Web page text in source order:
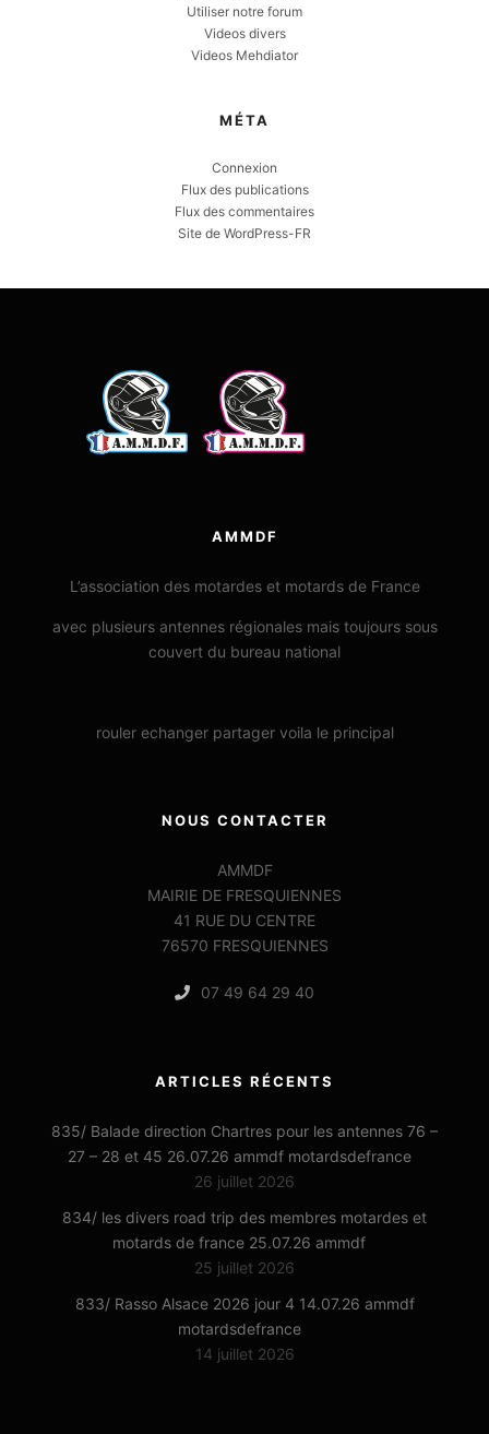
Utiliser notre forum
Videos divers
Videos Mehdiator
MÉTA
Connexion
Flux des publications
Flux des commentaires
Site de WordPress-FR
AMMDF
L’association des motardes et motards de France
avec plusieurs antennes régionales mais toujours sous
couvert du bureau national
rouler echanger partager voila le principal
NOUS CONTACTER
AMMDF
MAIRIE DE FRESQUIENNES
41 RUE DU CENTRE
76570 FRESQUIENNES
07 49 64 29 40
ARTICLES RÉCENTS
835/ Balade direction Chartres pour les antennes 76 –
27 – 28 et 45 26.07.26 ammdf motardsdefrance
26 juillet 2026
834/ les divers road trip des membres motardes et
motards de france 25.07.26 ammdf
25 juillet 2026
833/ Rasso Alsace 2026 jour 4 14.07.26 ammdf
motardsdefrance
14 juillet 2026